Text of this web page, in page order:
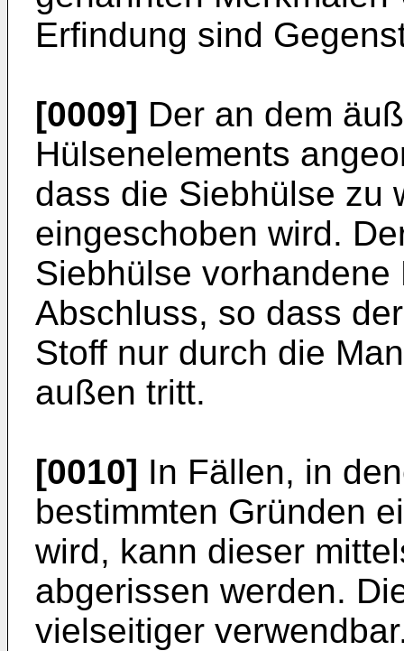
Erfindung sind
[0009] Der an dem
Hülsenelements
dass die Siebhülse zu
eingeschoben wird.
Siebhülse
Abschluss, so dass
Stoff nur durch die
außen tritt.
[0010] In Fällen, in
bestimmten Gründen
wird, kann dieser
abgerissen werden.
vielseitiger